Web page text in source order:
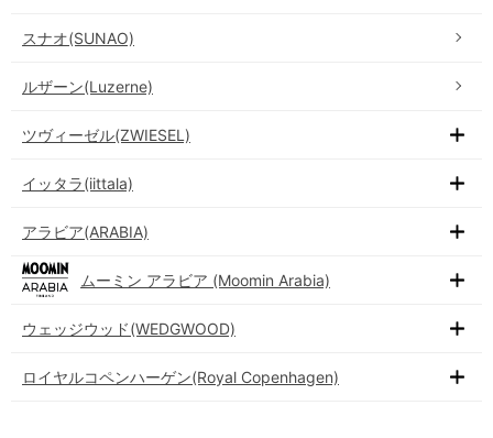
スナオ(SUNAO)
ルザーン(Luzerne)
ツヴィーゼル(ZWIESEL)
イッタラ(iittala)
アラビア(ARABIA)
ムーミン アラビア (Moomin Arabia)
ウェッジウッド(WEDGWOOD)
ロイヤルコペンハーゲン(Royal Copenhagen)